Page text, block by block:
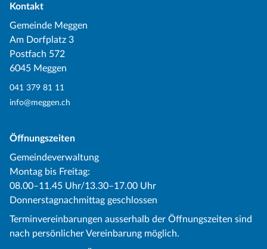
Kontakt
Gemeinde Meggen
Am Dorfplatz 3
Postfach 572
6045 Meggen
041 379 81 11
info@meggen.ch
Öffnungszeiten
Gemeindeverwaltung
Montag bis Freitag:
08.00–11.45 Uhr/13.30–17.00 Uhr
Donnerstagnachmittag geschlossen
Terminvereinbarungen ausserhalb der Öffnungszeiten sind
nach persönlicher Vereinbarung möglich.